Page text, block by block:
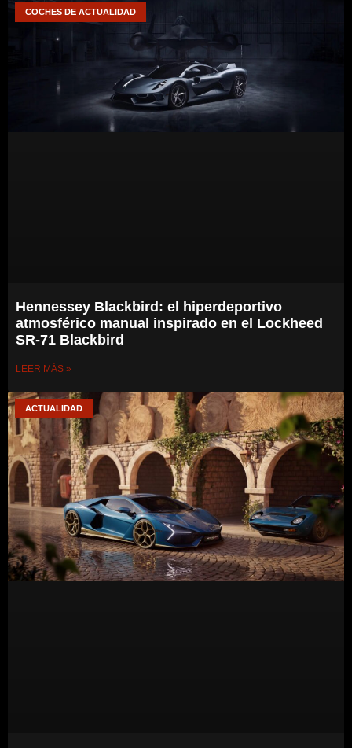
COCHES DE ACTUALIDAD
Hennessey Blackbird: el hiperdeportivo
atmosférico manual inspirado en el Lockheed
SR-71 Blackbird
LEER MÁS »
ACTUALIDAD